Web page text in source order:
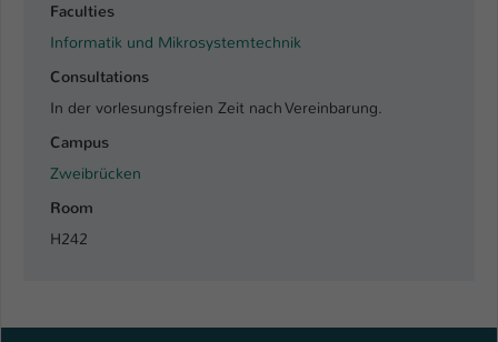
Faculties
Informatik und Mikrosystemtechnik
Consultations
In der vorlesungsfreien Zeit nach Vereinbarung.
Campus
Zweibrücken
Room
H242